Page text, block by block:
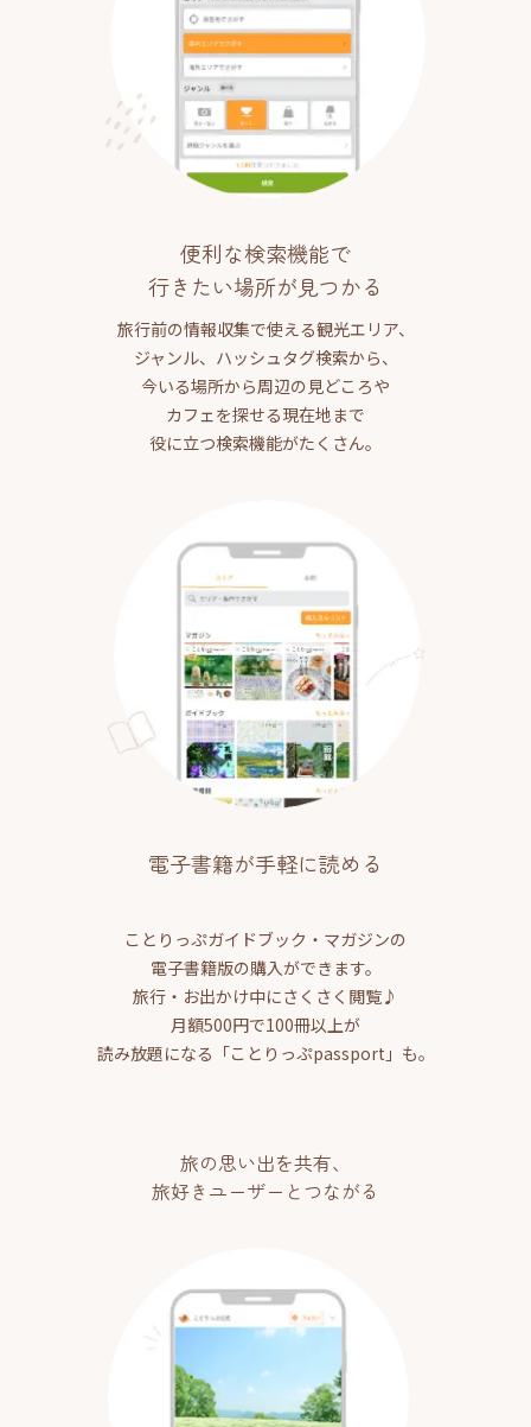
便利な検索機能で
行きたい場所が見つかる
旅行前の情報収集で使える観光エリア、
ジャンル、ハッシュタグ検索から、
今いる場所から周辺の見どころや
カフェを探せる現在地まで
役に立つ検索機能がたくさん。
電子書籍が手軽に読める
ことりっぷガイドブック・マガジンの
電子書籍版の購入ができます。
旅行・お出かけ中にさくさく閲覧♪
月額500円で100冊以上が
読み放題になる「ことりっぷpassport」も。
旅の思い出を共有、
旅好きユーザーとつながる